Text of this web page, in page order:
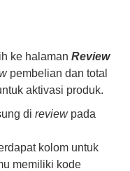
ke halaman Review
pembelian dan total
aktivasi produk.
di reviewpada
kolom untuk
memiliki kode